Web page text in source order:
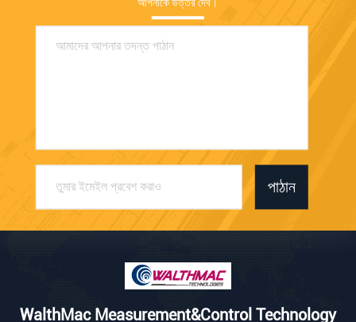
আপনাকে উত্তর দেব।
পাঠান
WalthMac Measurement&Control Technology